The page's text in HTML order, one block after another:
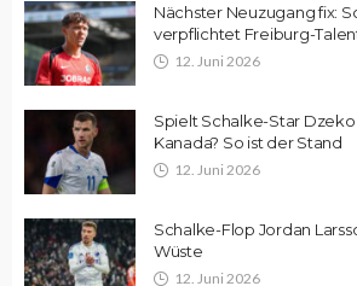
Nächster Neuzugang fix:
verpflichtet Freiburg-
12. Juni 2026
Spielt Schalke-Star
Kanada? So ist der Stand
12. Juni 2026
Schalke-Flop Jordan
Wüste
12. Juni 2026